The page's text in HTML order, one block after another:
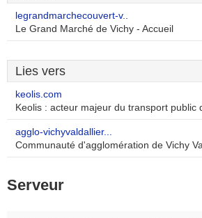
legrandmarchecouvert-v..
Le Grand Marché de Vichy - Accueil
Lies vers
keolis.com
Keolis : acteur majeur du transport public
agglo-vichyvaldallier...
Communauté d'agglomération de Vichy
Serveur